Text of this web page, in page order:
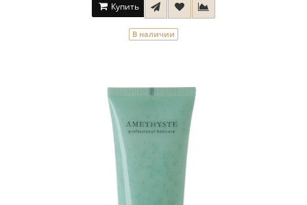
Купить
В наличии